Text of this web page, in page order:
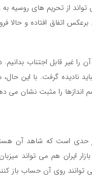
از تحریم های روسیه
اتفاق افتاده و حالا
غیر قابل اجتناب بدانیم.
نادیده گرفت. با این
اندازها را مثبت نشان می
حدی است که شاهد آن
ایران هم می تواند
توانند روی آن حساب باز